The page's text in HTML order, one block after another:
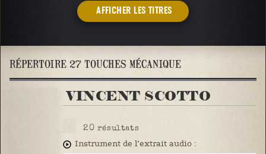
AFFICHER LES TITRES
RÉPERTOIRE 27 TOUCHES MÉCANIQUE
VINCENT SCOTTO
20 résultats
Instrument de l’extrait audio :